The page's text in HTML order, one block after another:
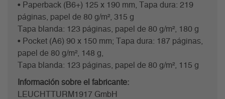
• Paperback (B6+) 125 x 190 mm, Tapa dura: 219
páginas, papel de 80 g/m², 315 g
Tapa blanda: 123 páginas, papel de 80 g/m², 180 g
• Pocket (A6) 90 x 150 mm; Tapa dura: 187 páginas,
papel de 80 g/m², 148 g,
Tapa blanda: 123 páginas, papel de 80 g/m², 115 g
Información sobre el fabricante:
LEUCHTTURM1917 GmbH